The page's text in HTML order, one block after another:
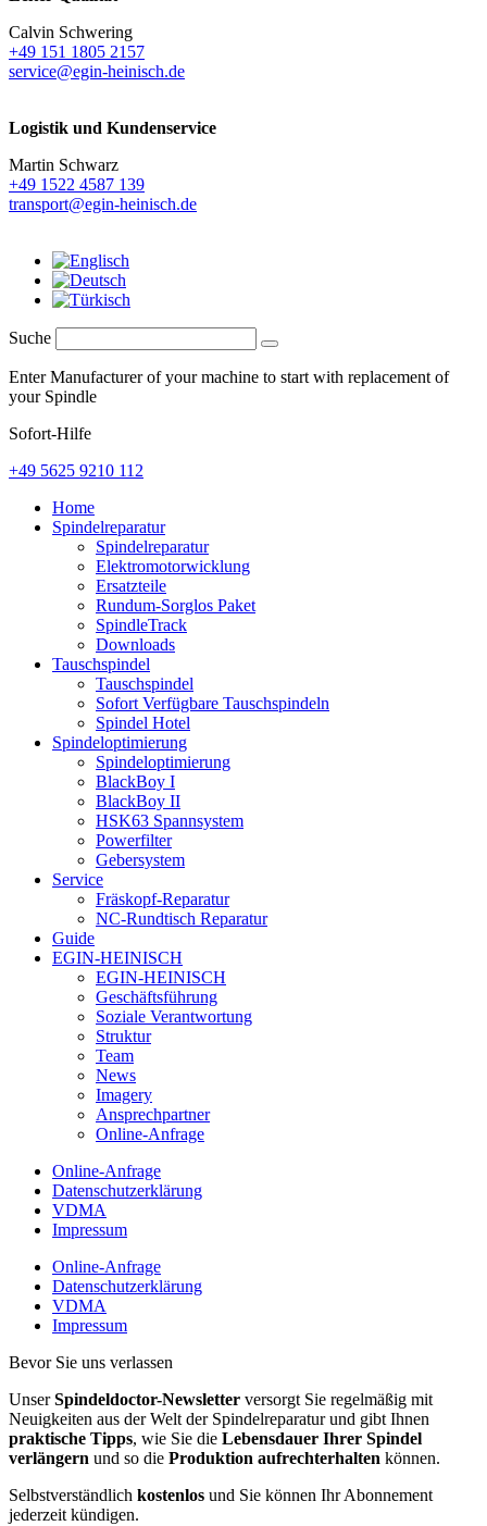
Calvin Schwering
+49 151 1805 2157
service@egin-heinisch.de
Logistik und Kundenservice
Martin Schwarz
+49 1522 4587 139
transport@egin-heinisch.de
Suche
Enter Manufacturer of your machine to start with replacement of
your Spindle
Sofort-Hilfe
+49 5625 9210 112
Home
Spindelreparatur
Spindelreparatur
Elektromotorwicklung
Ersatzteile
Rundum-Sorglos Paket
SpindleTrack
Downloads
Tauschspindel
Tauschspindel
Sofort Verfügbare Tauschspindeln
Spindel Hotel
Spindeloptimierung
Spindeloptimierung
BlackBoy I
BlackBoy II
HSK63 Spannsystem
Powerfilter
Gebersystem
Service
Fräskopf-Reparatur
NC-Rundtisch Reparatur
Guide
EGIN-HEINISCH
EGIN-HEINISCH
Geschäftsführung
Soziale Verantwortung
Struktur
Team
News
Imagery
Ansprechpartner
Online-Anfrage
Online-Anfrage
Datenschutzerklärung
VDMA
Impressum
Online-Anfrage
Datenschutzerklärung
VDMA
Impressum
Bevor Sie uns verlassen
UnserSpindeldoctor-Newsletter versorgt Sie regelmäßig mit
Neuigkeiten aus der Welt der Spindelreparatur und gibt Ihnen
praktische Tipps, wie Sie die Lebensdauer Ihrer Spindel
verlängern und so die Produktion aufrechterhalten können.
Selbstverständlich kostenlos und Sie können Ihr Abonnement
jederzeit kündigen.